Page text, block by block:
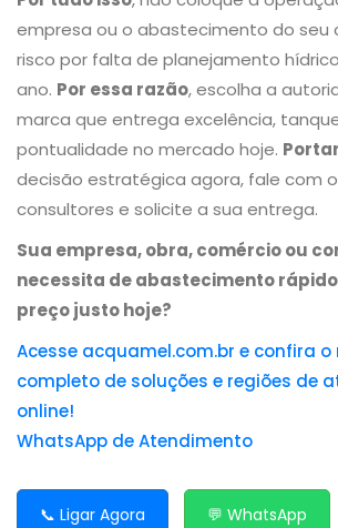
empresa ou o abastecimento do seu
risco por falta de planejamento
ano. Por essa razão, escolha a
marca que entrega excelência,
pontualidade no mercado hoje.
decisão estratégica agora, fale com
consultores e solicite a sua entrega.
Sua empresa, obra, comércio ou
necessita de abastecimento
preço justo hoje?
Acesse acquamel.com.br e confira
completo de soluções e regiões de
online!
WhatsApp de Atendimento
📞 Ligar Agora 💬 WhatsApp